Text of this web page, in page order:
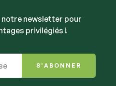
notre newsletter pour
privilégiés !
S'ABONNER